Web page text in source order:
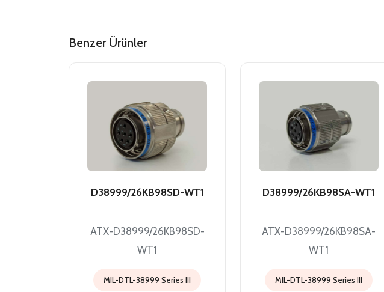
Benzer Ürünler
D38999/26KB98SD-WT1
ATX-D38999/26KB98SD-
WT1
MIL-DTL-38999 Series III
D38999/26KB98SA-WT1
ATX-D38999/26KB98SA-
WT1
MIL-DTL-38999 Series III